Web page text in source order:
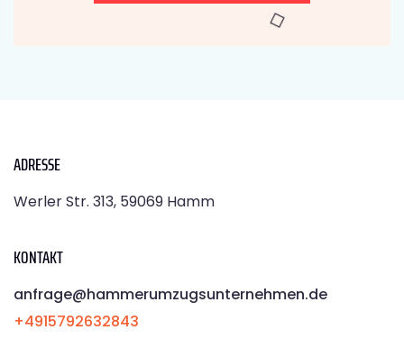
ADRESSE
Werler Str. 313, 59069 Hamm
KONTAKT
anfrage@hammerumzugsunternehmen.de
+4915792632843